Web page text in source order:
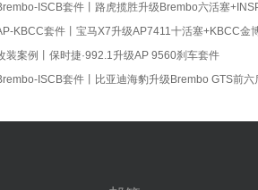
ISCB套件丨路虎揽胜升级Brembo六活塞
KBCC套件丨宝马X7升级AP7411十活塞+KBCC金
装案例丨保时捷·992.1升级AP 9560刹车套件
ISCB套件丨比亚迪海豹升级Brembo GTS前